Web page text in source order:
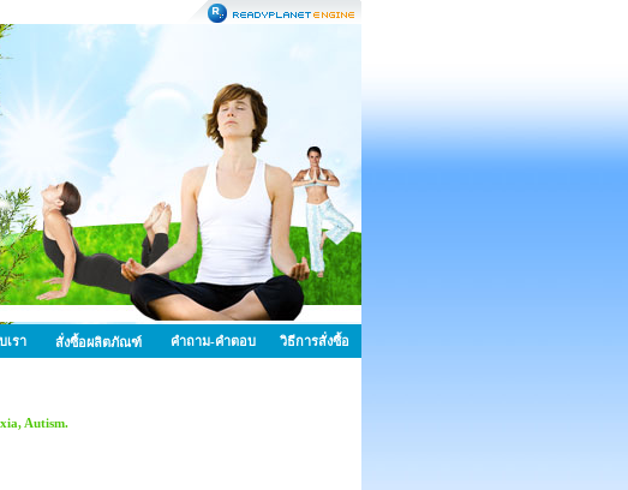
เรา สั่งซื้อผลิตภัณฑ์ คำถาม-คำตอบ วิธีการสั่งซื้อ
Autism.